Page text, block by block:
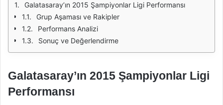
Galatasaray’ın 2015 Şampiyonlar Ligi Performansı
Grup Aşaması ve Rakipler
Performans Analizi
Sonuç ve Değerlendirme
Galatasaray’ın 2015 Şampiyonlar Ligi
Performansı